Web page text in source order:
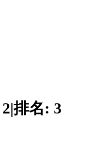
2|排名: 3